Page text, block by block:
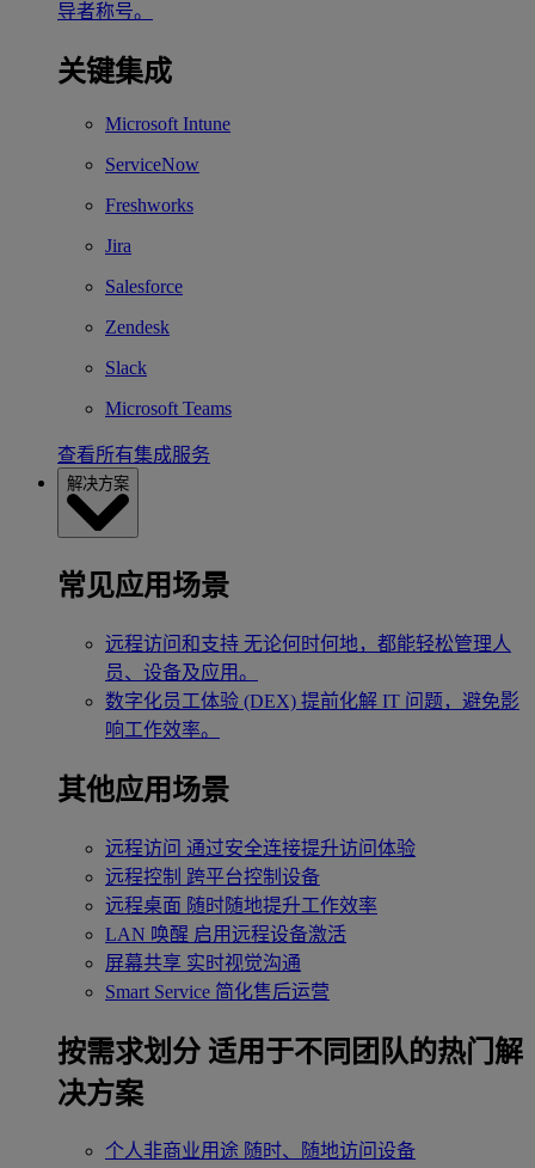
导者称号。
关键集成
Microsoft Intune
ServiceNow
Freshworks
Jira
Salesforce
Zendesk
Slack
Microsoft Teams
查看所有集成服务
解决方案
常见应用场景
远程访问和支持 无论何时何地，都能轻松管理人
员、设备及应用。
数字化员工体验 (DEX) 提前化解 IT 问题，避免影
响工作效率。
其他应用场景
远程访问 通过安全连接提升访问体验
远程控制 跨平台控制设备
远程桌面 随时随地提升工作效率
LAN 唤醒 启用远程设备激活
屏幕共享 实时视觉沟通
Smart Service 简化售后运营
按需求划分 适用于不同团队的热门解
决方案
个人非商业用途 随时、随地访问设备